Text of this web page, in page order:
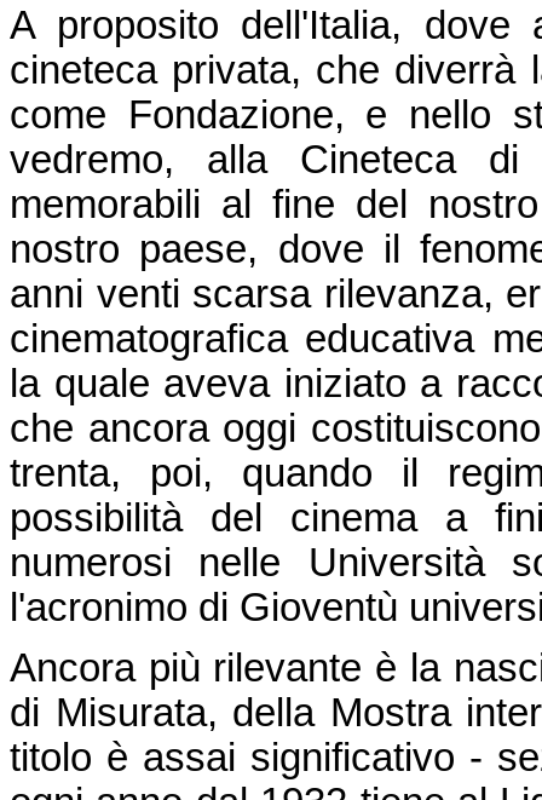
A proposito dell'Italia,
cineteca privata, che diverrà
come Fondazione, e nello
vedremo, alla Cineteca
memorabili al fine del
nostro paese, dove il
anni venti scarsa rilevanza,
cinematografica educativa
la quale aveva iniziato a
che ancora oggi
trenta, poi, quando il
possibilità del cinema a
numerosi nelle Università
l'acronimo di Gioventù
Ancora più rilevante è la
di Misurata, della Mostra
titolo è assai significativo -